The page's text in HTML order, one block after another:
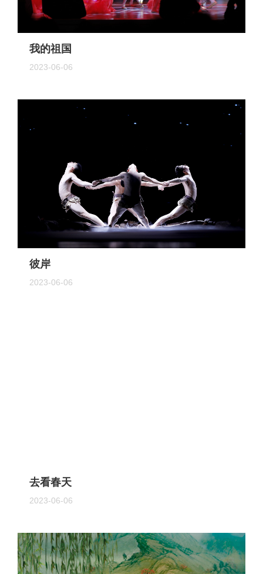
我的祖国
2023-06-06
彼岸
2023-06-06
去看春天
2023-06-06